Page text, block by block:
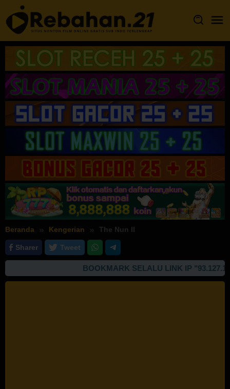
Loncat
ke
konten
Beranda Kengerian The Nun II
Sharer Tweet
BOOKMARK SELALU LINK IP